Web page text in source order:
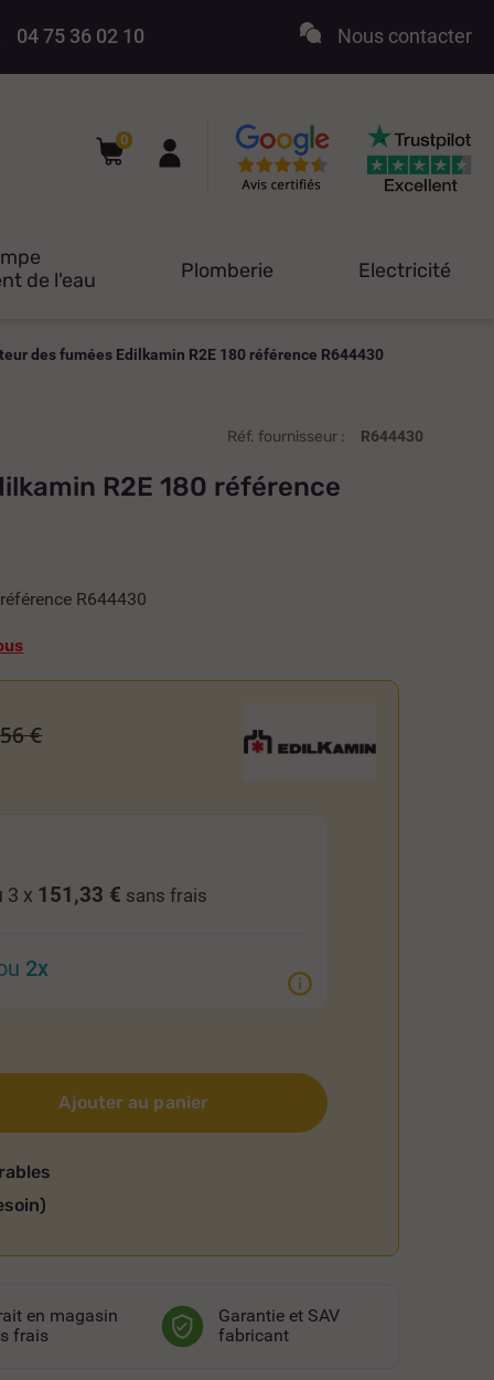
04 75 36 02 10 Nous contacter
0
de l'eau
Plomberie Electricité
des fumées Edilkamin R2E 180 référence R644430
Réf. fournisseur : R644430
R2E 180 référence
R644430
€
3 x 151,33 € sans frais
2x
Ajouter au panier
en magasin
frais
Garantie et SAV
fabricant